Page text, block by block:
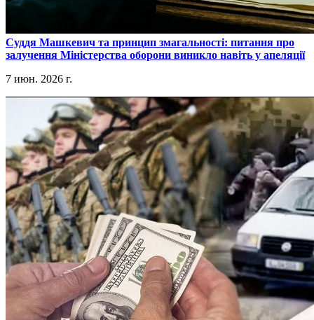
​Суддя Машкевич та принцип змагальності: питання про
залучення Міністерства оборони виникло навіть у апеляції
7 июн. 2026 г.